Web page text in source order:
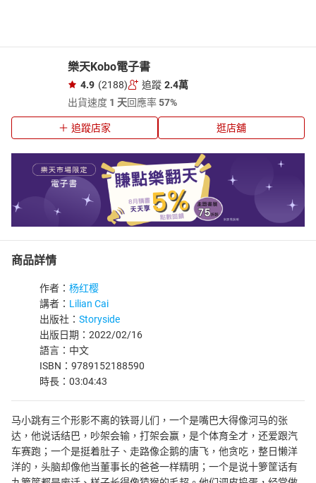
樂天Kobo電子書
4.9 (2188) 追蹤 2.4萬
出貨速度 1 天回應率57%
追蹤店家 逛店舖
商品詳情
作者： 杨红樱
講者： Lilian Cai
出版社： Storyside
出版日期：2022/02/16
語言：中文
ISBN：9789152188590
時長：03:04:43
马小跳有三个形影不离的铁哥儿们，一个是嘴巴大得像河马的张
达，他说话结巴，吵架会输，打架会赢，是个体育全才，还爱跟汽
车赛跑；一个是挺着肚子、走路像企鹅的唐飞，他贪吃，整日懒洋
洋的，头脑却像他当董事长的爸爸一样精明；一个是说十箩筐话有